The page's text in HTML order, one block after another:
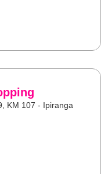
KM 107 - Ipiranga